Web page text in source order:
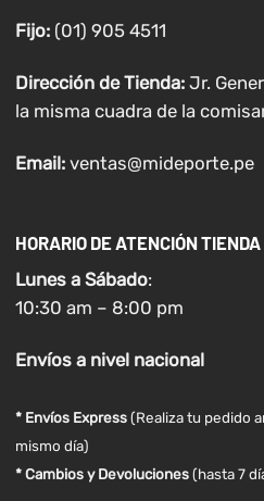
Fijo:(01) 905 4511
Dirección de Tienda: Jr.
la misma cuadra de la
Email: ventas@mideporte.pe
HORARIO DE ATENCIÓN
Lunes a Sábado:
10:30 am – 8:00 pm
Envíosa nivel nacional
* Envíos Express(Realiza tu pedido
mismo día)
* Cambios y Devoluciones (hasta 7